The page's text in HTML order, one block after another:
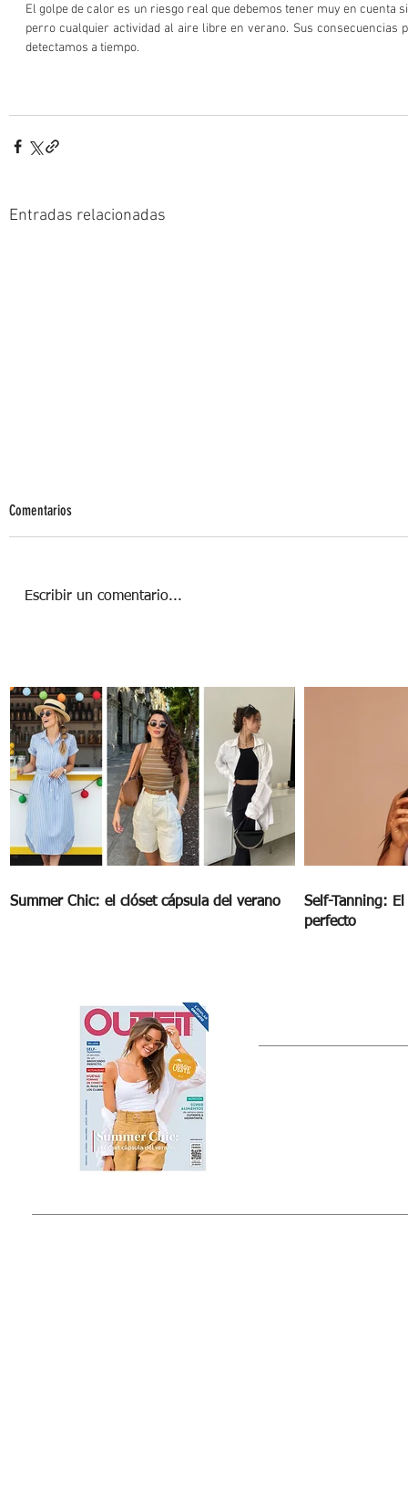
El golpe de calor es un riesgo real que debemos tener muy en cuenta
perro cualquier actividad al aire libre en verano. Sus consecuencias
detectamos a tiempo.
Entradas relacionadas
Comentarios
Escribir un comentario...
Summer Chic: el clóset cápsula del verano
Self-Tanning:
perfecto